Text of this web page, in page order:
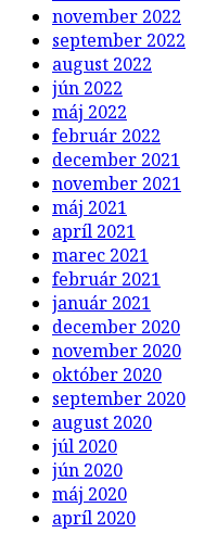
november 2022
september 2022
august 2022
jún 2022
máj 2022
február 2022
december 2021
november 2021
máj 2021
apríl 2021
marec 2021
február 2021
január 2021
december 2020
november 2020
október 2020
september 2020
august 2020
júl 2020
jún 2020
máj 2020
apríl 2020